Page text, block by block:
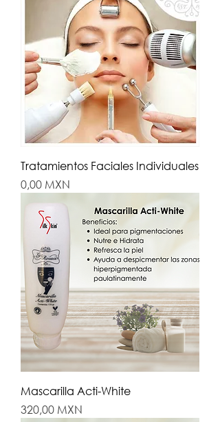
Tratamientos Faciales Individuales
Precio
0,00 MXN
Mascarilla Acti-White
Precio
320,00 MXN